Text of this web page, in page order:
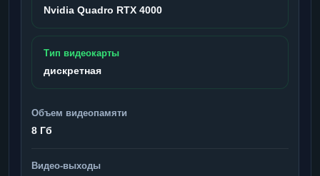
Nvidia Quadro RTX 4000
Тип видеокарты
дискретная
Объем видеопамяти
8 Гб
Видео-выходы